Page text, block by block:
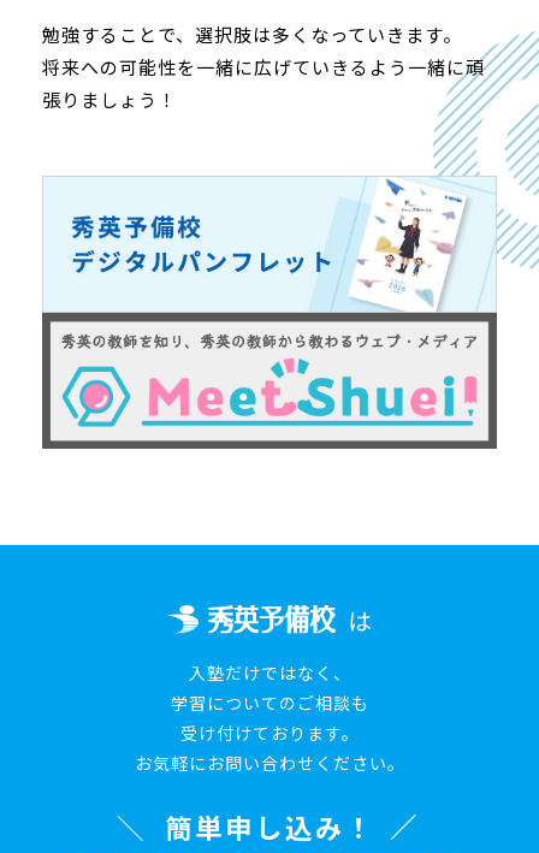
勉強することで、選択肢は多くなっていきます。
将来への可能性を一緒に広げていきるよう一緒に頑
張りましょう！
は
入塾だけではなく、
学習についてのご相談も
受け付けております。
お気軽にお問い合わせください。
簡単申し込み！